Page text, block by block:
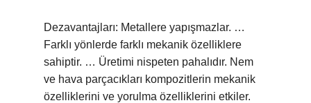
Dezavantajları: Metallere yapışmazlar. …
Farklı yönlerde farklı mekanik özelliklere
sahiptir. … Üretimi nispeten pahalıdır. Nem
ve hava parçacıkları kompozitlerin mekanik
özelliklerini ve yorulma özelliklerini etkiler.